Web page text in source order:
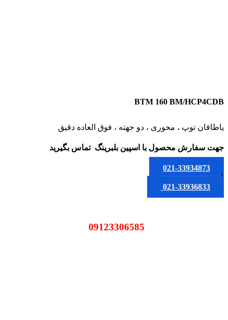
BTM 160 BM/HCP4CDB
یاطاقان توپ ، محوری ، دو جهته ، فوق العاده دقیق
جهت سفارش محصول با اسپین بلبرینگ تماس بگیرید
021-33934873
یا
021-33936833